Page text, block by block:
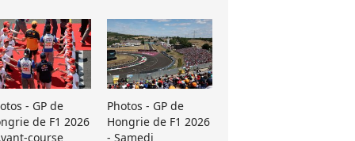
- GP de
de F1 2026
course
Photos - GP de
Hongrie de F1 2026
- Samedi